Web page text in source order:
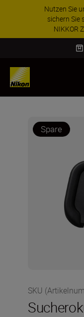
Nutzen Sie
sichern Sie
NIKKOR
Spare
SKU